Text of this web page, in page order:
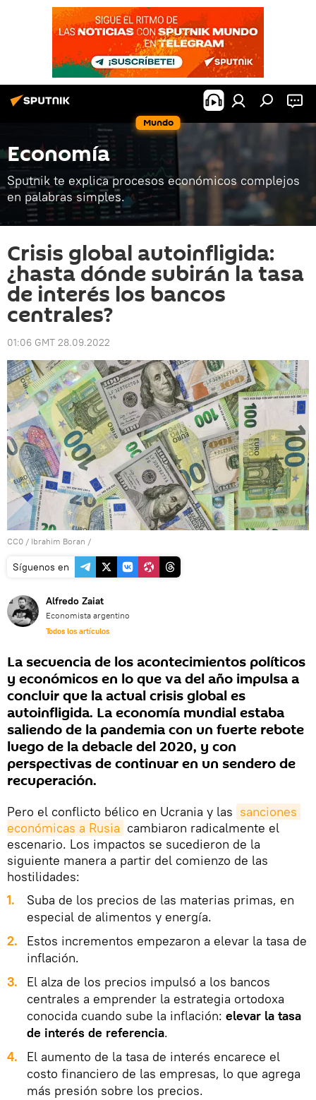
Mundo
Economía
Sputnik te explica procesos económicos complejos
en palabras simples.
Crisis global autoinfligida:
¿hasta dónde subirán la tasa
de interés los bancos
centrales?
01:06 GMT 28.09.2022
CC0 / Ibrahim Boran /
Síguenos en
Alfredo Zaiat
Economista argentino
Todos los artículos
La secuencia de los acontecimientos políticos
y económicos en lo que va del año impulsa a
concluir que la actual crisis global es
autoinfligida. La economía mundial estaba
saliendo de la pandemia con un fuerte rebote
luego de la debacle del 2020, y con
perspectivas de continuar en un sendero de
recuperación.
Pero el conflicto bélico en Ucrania y las sanciones
económicas a Rusia cambiaron radicalmente el
escenario. Los impactos se sucedieron de la
siguiente manera a partir del comienzo de las
hostilidades:
1.
Suba de los precios de las materias primas, en
especial de alimentos y energía.
2.
Estos incrementos empezaron a elevar la tasa de
inflación.
3.
El alza de los precios impulsó a los bancos
centrales a emprender la estrategia ortodoxa
conocida cuando sube la inflación: elevar la tasa
de interés de referencia.
4.
El aumento de la tasa de interés encarece el
costo financiero de las empresas, lo que agrega
más presión sobre los precios.